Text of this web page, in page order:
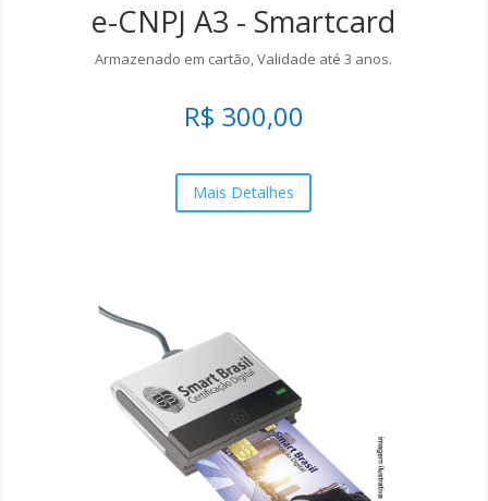
e-CNPJ A3 - Smartcard
Armazenado em cartão, Validade até 3 anos.
R$ 300,00
Mais Detalhes